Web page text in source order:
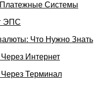
Системы
ЭПС
Что Нужно Знать
Интернет
Терминал